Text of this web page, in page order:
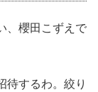
、櫻田こずえで
待するわ。絞り